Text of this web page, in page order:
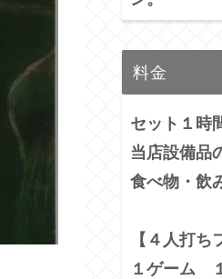
料金
セット１時
当店設備品
食べ物・飲
【４人打ち
１ゲーム